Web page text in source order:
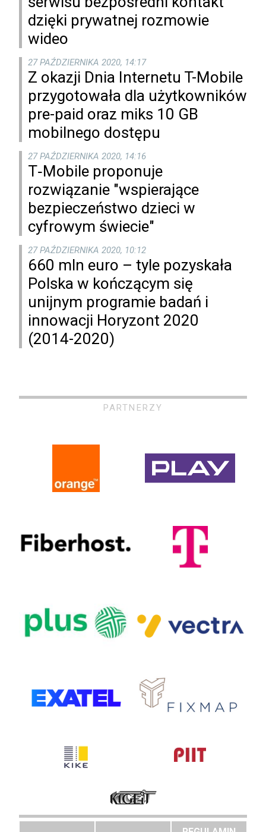
dzięki prywatnej rozmowie
wideo
27 PAŹDZIERNIKA 2020, 14:17
Z okazji Dnia Internetu T-Mobile
przygotowała dla użytkowników
pre-paid oraz miks 10 GB
mobilnego dostępu
27 PAŹDZIERNIKA 2020, 14:16
T‑Mobile proponuje
rozwiązanie "wspierające
bezpieczeństwo dzieci w
cyfrowym świecie"
27 PAŹDZIERNIKA 2020, 10:12
660 mln euro – tyle pozyskała
Polska w kończącym się
unijnym programie badań i
innowacji Horyzont 2020
(2014-2020)
PARTNERZY